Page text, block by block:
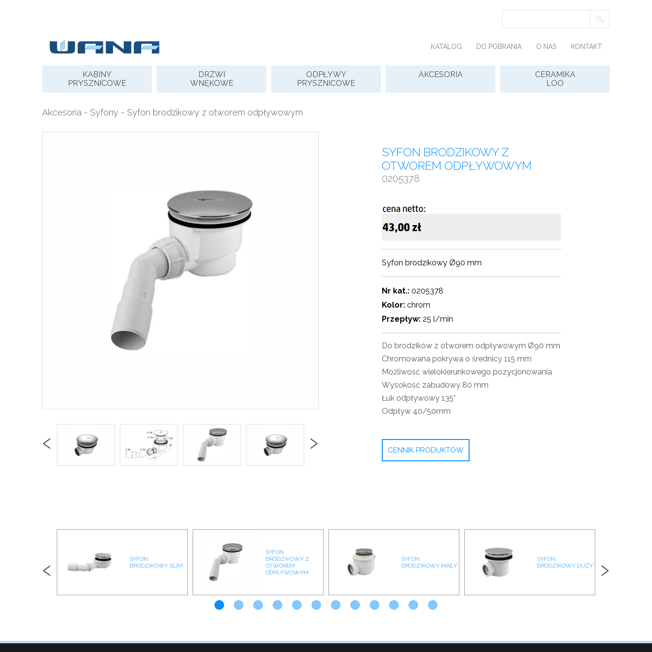
KATALOG DO POBRANIA O NAS KONTAKT
KABINY
PRYSZNICOWE
DRZWI
WNĘKOWE
ODPŁYWY
PRYSZNICOWE
AKCESORIA
CERAMIKA
LOO
Akcesoria - Syfony - Syfon brodzikowy z otworem odpływowym
‹ ›
SYFON BRODZIKOWY Z
OTWOREM ODPŁYWOWYM
0205378
Syfon brodzikowy Ø90 mm
Nr kat.: 0205378
Kolor: chrom
Przepływ: 25 l/min
Do brodzików z otworem odpływowym Ø90 mm
Chromowana pokrywa o średnicy 115 mm
Możliwość wielokierunkowego pozycjonowania
Wysokość zabudowy 80 mm
Łuk odpływowy 135°
Odpływ 40/50mm
CENNIK PRODUKTÓW
SYFON
BRODZIKOWY SLIM
SYFON
BRODZIKOWY Z
OTWOREM
ODPŁYWOWYM
SYFON
BRODZIKOWY MAŁY
SYFON
BRODZIKOWY DUŻY
‹ ›